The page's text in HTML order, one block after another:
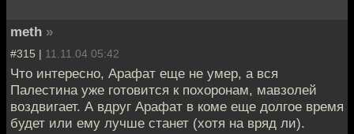
meth »
#315 | 11.11.04 05:42
Что интересно, Арафат еще не умер, а вся
Палестина уже готовится к похоронам, мавзолей
воздвигает. А вдруг Арафат в коме еще долгое время
будет или ему лучше станет (хотя на вряд ли).